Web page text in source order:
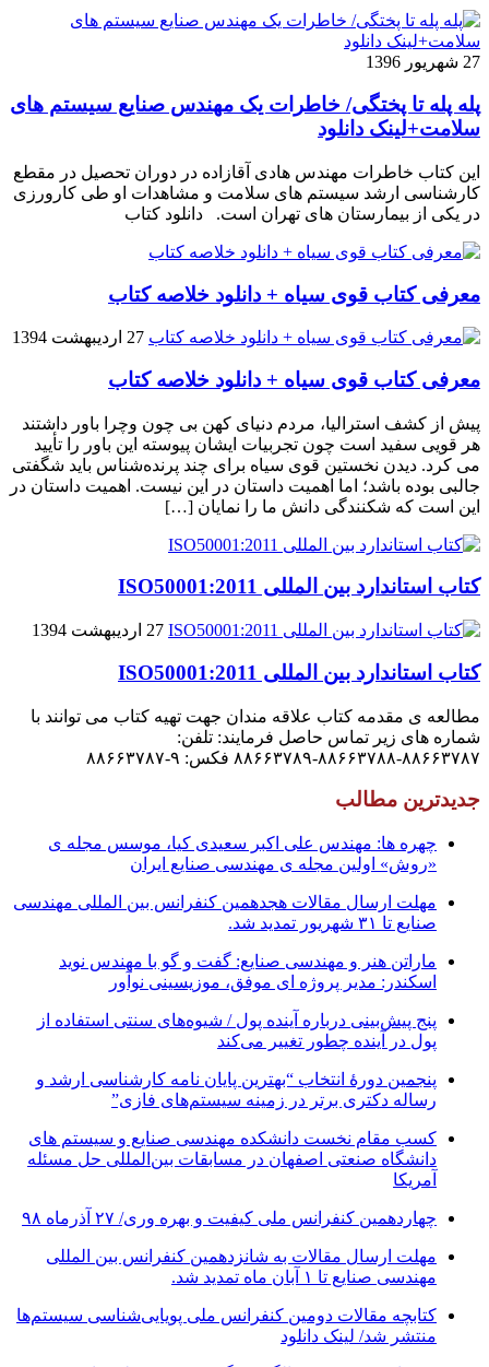
27 شهریور 1396
پله پله تا پختگی/ خاطرات یک مهندس صنایع سیستم های
سلامت+لینک دانلود
این کتاب خاطرات مهندس هادی آقازاده در دوران تحصیل در مقطع
کارشناسی ارشد سیستم های سلامت و مشاهدات او طی کارورزی
در یکی از بیمارستان های تهران است. دانلود کتاب
معرفی کتاب قوی سیاه + دانلود خلاصه کتاب
27 اردیبهشت 1394
معرفی کتاب قوی سیاه + دانلود خلاصه کتاب
پیش از کشف استرالیا، مردم دنیاى کهن بی چون وچرا باور داشتند
هر قویى سفید است چون تجربیات ایشان پیوسته این باور را تأیید
می کرد. دیدن نخستین قوى سیاه براى چند پرنده‌شناس باید شگفتى
جالبى بوده باشد؛ اما اهمیت داستان در این نیست. اهمیت داستان در
این است که شکنندگى دانش ما را نمایان […]
کتاب استاندارد بین المللی ISO50001:2011
27 اردیبهشت 1394
کتاب استاندارد بین المللی ISO50001:2011
مطالعه ی مقدمه کتاب علاقه مندان جهت تهیه کتاب می توانند با
شماره های زیر تماس حاصل فرمایند: تلفن:
۸۸۶۶۳۷۸۷-۸۸۶۶۳۷۸۸-۸۸۶۶۳۷۸۹ فکس: ۹-۸۸۶۶۳۷۸۷
جدیدترین مطالب
چهره ها: مهندس علی اکبر سعیدی کیا، موسس مجله ی
«روش» اولین مجله ی مهندسی صنایع ایران
مهلت ارسال مقالات هجدهمین کنفرانس بین المللی مهندسی
صنایع تا ۳۱ شهریور تمدید شد.
ماراتن هنر و مهندسی صنایع: گفت و گو با مهندس نوید
اسکندر: مدیر پروژه ای موفق، موزیسینی نوآور
پنج پیش‌بینی درباره آینده پول / شیوه‌های سنتی استفاده از
پول در آینده چطور تغییر می‌کند
پنجمین دورۀ انتخاب “بهترین پایان ­نامه کارشناسی­ ارشد و
رساله دکتری برتر در زمینه سیستم‌های فازی”
کسب مقام نخست دانشکده مهندسی صنایع و سیستم های
دانشگاه صنعتی اصفهان در مسابقات بین‌المللی حل مسئله
آمریکا
چهاردهمین کنفرانس ملی کیفیت و بهره وری/ ۲۷ آذرماه ۹۸
مهلت ارسال مقالات به شانزدهمین کنفرانس بین المللی
مهندسی صنایع تا ۱ آبان ماه تمدید شد.
کتابچه مقالات دومین کنفرانس ملی پویایی‌شناسی سیستم‌ها
منتشر شد/ لینک دانلود